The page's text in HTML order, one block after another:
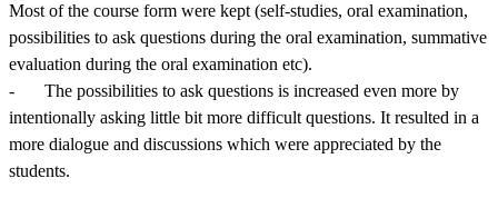
Most of the course form were kept (self-studies, oral examination,
possibilities to ask questions during the oral examination, summative
evaluation during the oral examination etc).
-	The possibilities to ask questions is increased even more by
intentionally asking little bit more difficult questions. It resulted in a
more dialogue and discussions which were appreciated by the
students.